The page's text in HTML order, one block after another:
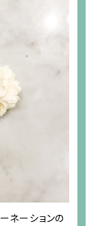
ネーションの